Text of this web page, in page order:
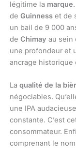
légitime la marque
de Guinness et de
un bail de 9 000
de Chimay au sein
une profondeur et
ancrage historique
La qualité de la
négociables.
une IPA
constante. C’est
consommateur.
comprenant le